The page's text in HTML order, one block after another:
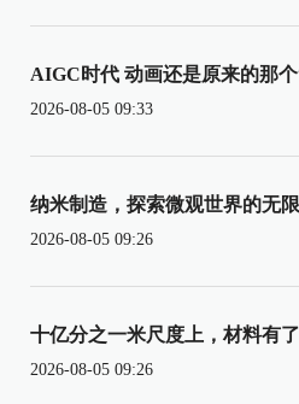
AIGC时代 动画还是原来的那
2026-08-05 09:33
纳米制造，探索微观世界的无
2026-08-05 09:26
十亿分之一米尺度上，材料有
2026-08-05 09:26